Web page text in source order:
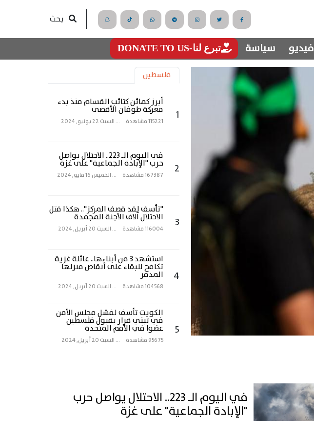
بحث
فيديو سياسة تبرع لنا-DONATE TO US
فلسطين
1
أبرز كمائن كتائب القسام منذ بدء
معركة طوفان الأقصى
115221 مشاهدة ... السبت 22 يونيو, 2024
2
في اليوم الـ 223.. الاحتلال يواصل
حرب "الإبادة الجماعية" على غزة
167387 مشاهدة ... الخميس 16 مايو, 2024
3
"نأسف لقد قصف المركز".. هكذا قتل
الاحتلال آلاف الأجنة المجمدة
116004 مشاهدة ... السبت 20 أبريل, 2024
4
استشهد 3 من أبناءها.. عائلة غزية
تكافح للبقاء على أنقاض منزلها
المدمر
104568 مشاهدة ... السبت 20 أبريل, 2024
5
الكويت تأسف لفشل مجلس الأمن
في تبني قرار بقبول فلسطين
عضوا في الأمم المتحدة
95675 مشاهدة ... السبت 20 أبريل, 2024
في اليوم الـ 223.. الاحتلال يواصل حرب
"الإبادة الجماعية" على غزة